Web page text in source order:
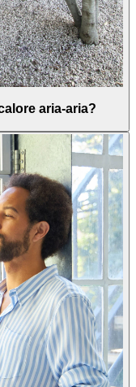
aria-aria?